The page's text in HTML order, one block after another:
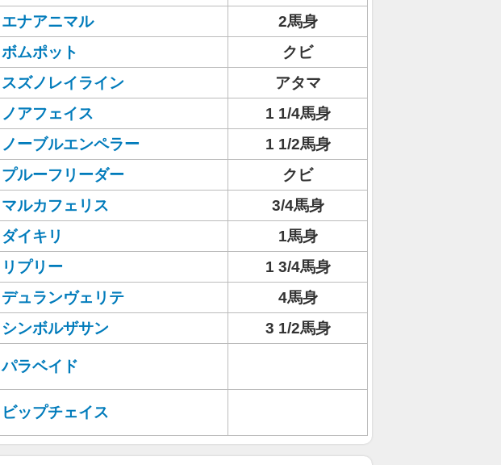
エナアニマル
2馬身
ボムポット
クビ
スズノレイライン
アタマ
ノアフェイス
1 1/4馬身
ノーブルエンペラー
1 1/2馬身
プルーフリーダー
クビ
マルカフェリス
3/4馬身
ダイキリ
1馬身
リプリー
1 3/4馬身
デュランヴェリテ
4馬身
シンボルザサン
3 1/2馬身
パラベイド
ビップチェイス